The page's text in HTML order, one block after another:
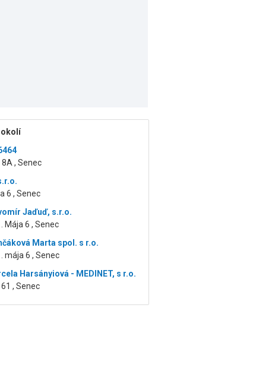
okolí
, Senec
6 , Senec
Jaďuď, s.r.o.
Mája 6 , Senec
Marta spol. s r.o.
mája 6 , Senec
Harsányiová - MEDINET, s r.o.
61 , Senec